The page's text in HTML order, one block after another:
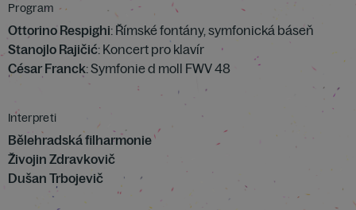
Program
Ottorino Respighi: Římské fontány, symfonická báseň
Stanojlo Rajičić: Koncert pro klavír
César Franck: Symfonie d moll FWV 48
Interpreti
Bělehradská filharmonie
Živojin Zdravkovič
Dušan Trbojevič